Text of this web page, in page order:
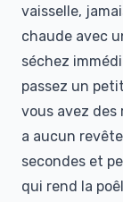
vaisselle,
chaude avec
séchez
passez un
vous avez
a aucun
secondes et
qui rend la